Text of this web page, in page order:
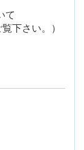
て
下さい。）